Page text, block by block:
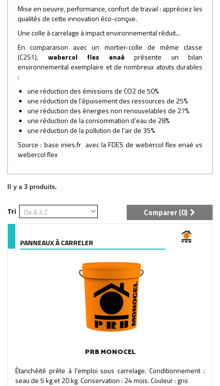
Mise en oeuvre, performance, confort de travail : appréciez les
qualités de cette innovation éco-conçue.
Une colle à carrelage à impact environnemental réduit...
En comparaison avec un mortier-colle de même classe
(C2S1), webercol flex enaé présente un bilan
environnemental exemplaire et de nombreux atouts durables
:
une réduction des émissions de CO2 de 50%
une réduction de l’épuisement des ressources de 25%
une réduction des énergies non renouvelables de 27%
une réduction de la consommation d’eau de 28%
une réduction de la pollution de l’air de 35%
Source : base inies.fr avec la FDES de webercol flex enaé vs
webercol flex
Il y a 3 produits.
Tri Comparer (0)
PANNEAUX À CARRELER
PRB MONOCEL
Étanchéité prête à l'emploi sous carrelage. Conditionnement :
seau de 5 kg et 20 kg. Conservation : 24 mois. Couleur : gris